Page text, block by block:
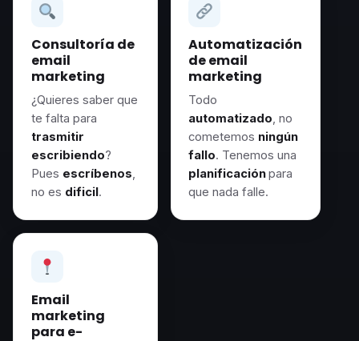
Consultoría de
email
marketing
¿Quieres saber que
te falta para
trasmitir
escribiendo?
Pues escríbenos,
no es dificil.
Automatización
de email
marketing
Todo
automatizado, no
cometemos ningún
fallo. Tenemos una
planificaciónpara
que nada falle.
Email
marketing
para e-